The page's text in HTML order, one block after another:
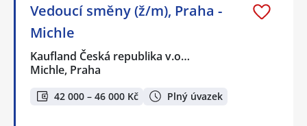
Vedoucí směny (ž/m), Praha -
Michle
Kaufland Česká republika v.o…
Michle, Praha
42 000 – 46 000 Kč Plný úvazek